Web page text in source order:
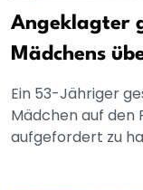
Angeklagter
Mädchens
Ein 53-Jähriger
Mädchen auf den
aufgefordert zu